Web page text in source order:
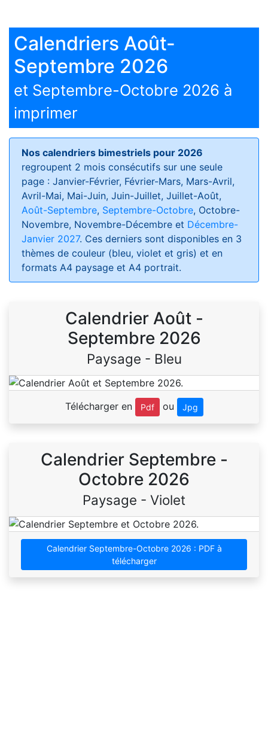
Calendriers Août-
Septembre 2026
et Septembre-Octobre 2026 à
imprimer
Nos calendriers bimestriels pour 2026
regroupent 2 mois consécutifs sur une seule
page : Janvier-Février, Février-Mars, Mars-Avril,
Avril-Mai, Mai-Juin, Juin-Juillet, Juillet-Août,
Août-Septembre, Septembre-Octobre, Octobre-
Novembre, Novembre-Décembre et Décembre-
Janvier 2027. Ces derniers sont disponibles en 3
thèmes de couleur (bleu, violet et gris) et en
formats A4 paysage et A4 portrait.
Calendrier Août -
Septembre 2026
Paysage - Bleu
Télécharger en Pdf ou Jpg
Calendrier Septembre -
Octobre 2026
Paysage - Violet
Calendrier Septembre-Octobre 2026 : PDF à
télécharger